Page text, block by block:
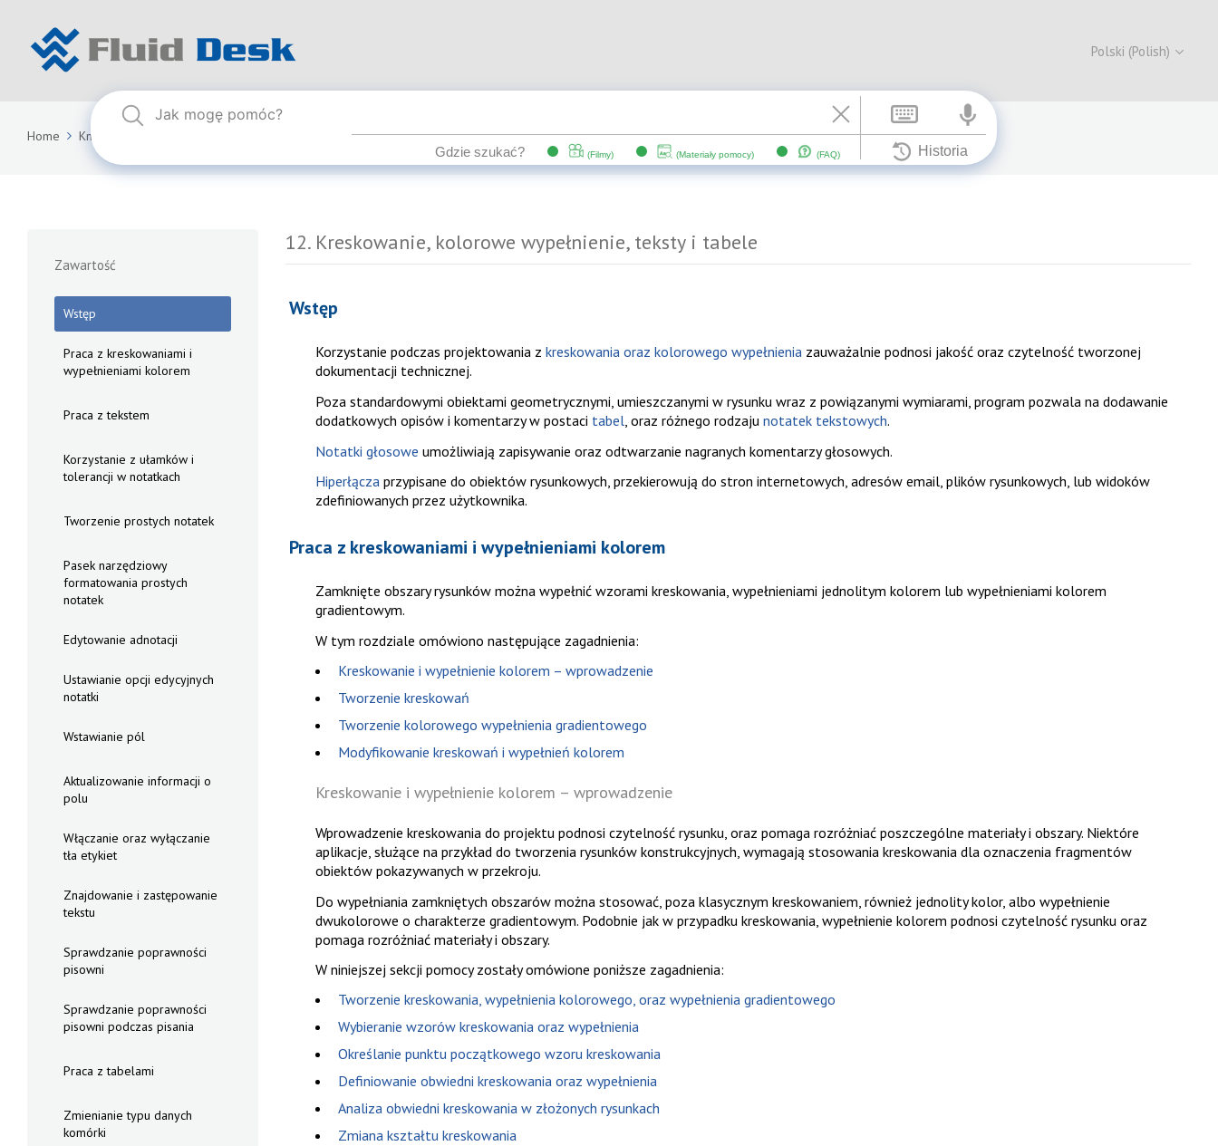
Polski (Polish)
Home Knowledge Base 12. Kreskowanie, kolorowe wypełnienie, teksty i tabele
Zawartość
Wstęp
Praca z kreskowaniami i
wypełnieniami kolorem
Praca z tekstem
Korzystanie z ułamków i
tolerancji w notatkach
Tworzenie prostych notatek
Pasek narzędziowy
formatowania prostych
notatek
Edytowanie adnotacji
Ustawianie opcji edycyjnych
notatki
Wstawianie pól
Aktualizowanie informacji o
polu
Włączanie oraz wyłączanie
tła etykiet
Znajdowanie i zastępowanie
tekstu
Sprawdzanie poprawności
pisowni
Sprawdzanie poprawności
pisowni podczas pisania
Praca z tabelami
Zmienianie typu danych
komórki
12. Kreskowanie, kolorowe wypełnienie, teksty i tabele
Wstęp
Korzystanie podczas projektowania z kreskowania oraz kolorowego wypełnieniazauważalnie podnosi jakość oraz czytelność tworzonej
dokumentacji technicznej.
Poza standardowymi obiektami geometrycznymi, umieszczanymi w rysunku wraz z powiązanymi wymiarami, program pozwala na dodawanie
dodatkowych opisów i komentarzy w postaci tabel, oraz różnego rodzaju notatek tekstowych.
Notatki głosowe umożliwiają zapisywanie oraz odtwarzanie nagranych komentarzy głosowych.
Hiperłączaprzypisane do obiektów rysunkowych, przekierowują do stron internetowych, adresów email, plików rysunkowych, lub widoków
zdefiniowanych przez użytkownika.
Praca z kreskowaniami i wypełnieniami kolorem
Zamknięte obszary rysunków można wypełnić wzorami kreskowania, wypełnieniami jednolitym kolorem lub wypełnieniami kolorem
gradientowym.
W tym rozdziale omówiono następujące zagadnienia:
Kreskowanie i wypełnienie kolorem – wprowadzenie
Tworzenie kreskowań
Tworzenie kolorowego wypełnienia gradientowego
Modyfikowanie kreskowań i wypełnień kolorem
Kreskowanie i wypełnienie kolorem – wprowadzenie
Wprowadzenie kreskowania do projektu podnosi czytelność rysunku, oraz pomaga rozróżniać poszczególne materiały i obszary. Niektóre
aplikacje, służące na przykład do tworzenia rysunków konstrukcyjnych, wymagają stosowania kreskowania dla oznaczenia fragmentów
obiektów pokazywanych w przekroju.
Do wypełniania zamkniętych obszarów można stosować, poza klasycznym kreskowaniem, również jednolity kolor, albo wypełnienie
dwukolorowe o charakterze gradientowym. Podobnie jak w przypadku kreskowania, wypełnienie kolorem podnosi czytelność rysunku oraz
pomaga rozróżniać materiały i obszary.
W niniejszej sekcji pomocy zostały omówione poniższe zagadnienia:
Tworzenie kreskowania, wypełnienia kolorowego, oraz wypełnienia gradientowego
Wybieranie wzorów kreskowania oraz wypełnienia
Określanie punktu początkowego wzoru kreskowania
Definiowanie obwiedni kreskowania oraz wypełnienia
Analiza obwiedni kreskowania w złożonych rysunkach
Zmiana kształtu kreskowania